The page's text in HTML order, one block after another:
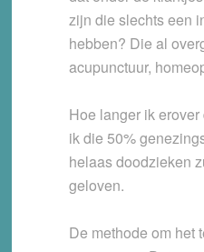
zijn die slechts een
hebben? Die al
acupunctuur,
Hoe langer ik
ik die 50%
helaas doodzieken
geloven.
De methode om het